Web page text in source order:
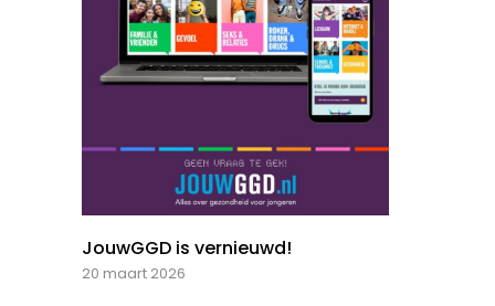
JouwGGD is vernieuwd!
20 maart 2026